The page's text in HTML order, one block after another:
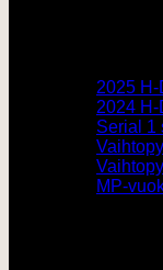
2025
2024
Serial 1
MP-